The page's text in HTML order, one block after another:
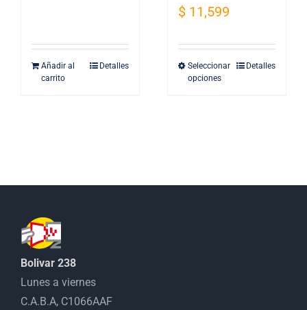
Añadir al
carrito
Detalles
$ 11,599
Seleccionar
opciones
Este
opciones
Detalles
Bolivar 238
Lunes a viernes
C.A.B.A, C1066AAF